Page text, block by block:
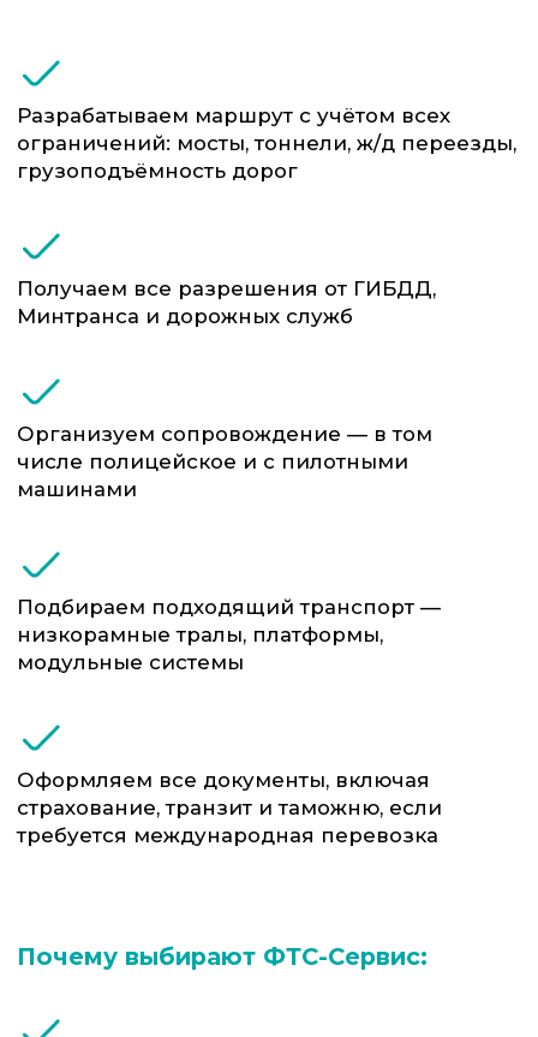
страхование, транзит и таможню, если
Контроль на всех этапах — от погрузки
до выгрузки
Собственный и партнёрский парк
техники: тралы, низкорамные
платформы, модули с подкатными
тележками
Получение всех согласований на
перевозку, включая ГИБДД, дорожные
службы и Росавтодор
Юридическая и техническая проработка
маршрута, с учётом всех ограничений,
разрешений и требований
Почему выбирают ФТС-Сервис: